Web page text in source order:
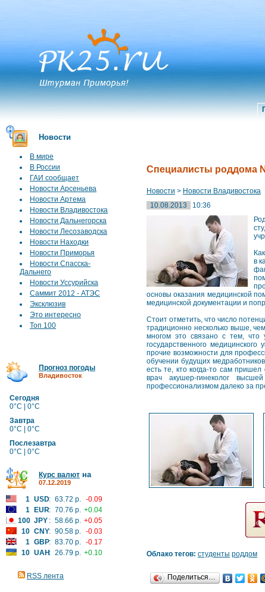
Новости
В мире
В России
ГАИ сообщает
Новости Арсеньева
Новости Артема
Новости Владивостока
Новости Дальнегорска
Новости Лесозаводска
Новости Находки
Новости Приморья
Новости Спасска-
Дальнего
Новости Уссурийска
Саммит 2012 - АТЭС
Эксклюзив
Это интересно
Топ 100
Прогноз погоды
Владивосток
Сегодня
0°C | 0°C
Завтра
0°C | 0°C
Послезавтра
0°C | 0°C
Курс валют на
07.12.2019
1 USD: 63.72 р. -0.09
1
EUR: 70.76 р. +0.04
100 JPY : 58.66 р. +0.05
10 CNY: 90.58 р. -0.03
1 GBP: 83.70 р. -0.17
10 UAH: 26.79 р. +0.10
RSS лента
Специалисты роддома
Новости > Новости Владивостока
10.08.2013
10:36
в
основы оказания медицинской
медицинской документации и
Стоит отметить, что число
традиционно несколько выше,
многом это связано с тем, что
государственного
прочие возможности для
обучении будущих
есть те, кто когда-то сам
врач акушер-гинеколог
профессионализмом далеко за
Облако тегов: студенты роддом
Поделиться…